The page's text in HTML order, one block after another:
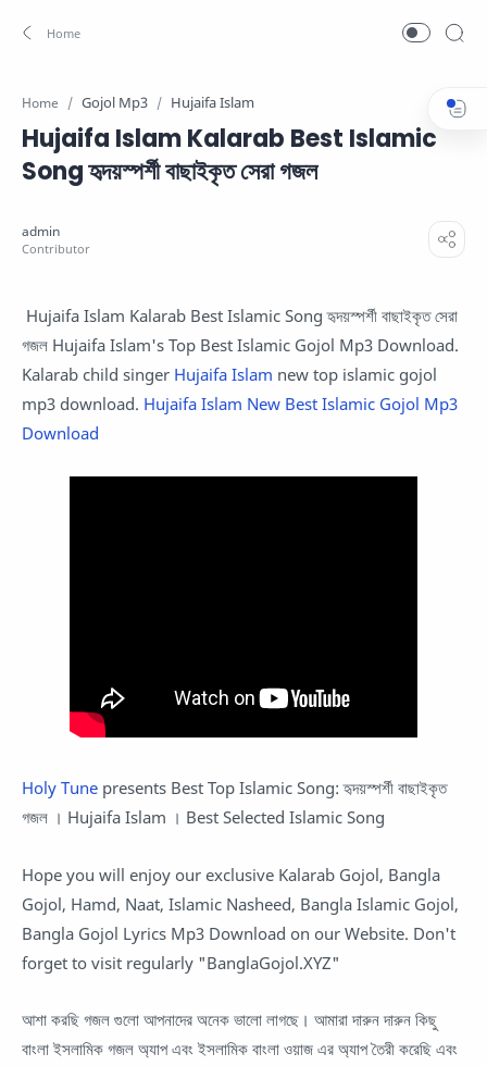
Home Gojol Mp3 Hujaifa Islam
Hujaifa Islam Kalarab Best Islamic
Song হৃদয়স্পর্শী বাছাইকৃত সেরা গজল
Hujaifa Islam Kalarab Best Islamic Song হৃদয়স্পর্শী বাছাইকৃত সেরা
গজল Hujaifa Islam's Top Best Islamic Gojol Mp3 Download.
Kalarab child singer Hujaifa Islam new top islamic gojol
mp3 download. Hujaifa Islam New Best Islamic Gojol Mp3
Download
Holy Tune presents Best Top Islamic Song: হৃদয়স্পর্শী বাছাইকৃত
গজল । Hujaifa Islam । Best Selected Islamic Song
Hope you will enjoy our exclusive Kalarab Gojol, Bangla
Gojol, Hamd, Naat, Islamic Nasheed, Bangla Islamic Gojol,
Bangla Gojol Lyrics Mp3 Download on our Website. Don't
forget to visit regularly "BanglaGojol.XYZ"
আশা করছি গজল গুলো আপনাদের অনেক ভালো লাগছে। আমারা দারুন দারুন কিছু
বাংলা ইসলামিক গজল অ্যাপ এবং ইসলামিক বাংলা ওয়াজ এর অ্যাপ তৈরী করেছি এবং